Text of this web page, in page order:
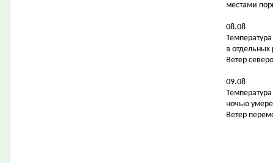
местами
08.08
в
Ветер
09.08
ночью
Ветер